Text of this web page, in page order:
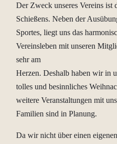
Der Zweck unseres Vereins ist
Schießens. Neben der
Sportes, liegt uns das
Vereinsleben mit unseren
sehr am
Herzen. Deshalb haben wir in
tolles und besinnliches
weitere Veranstaltungen mit
Familien sind in Planung.
Da wir nicht über einen